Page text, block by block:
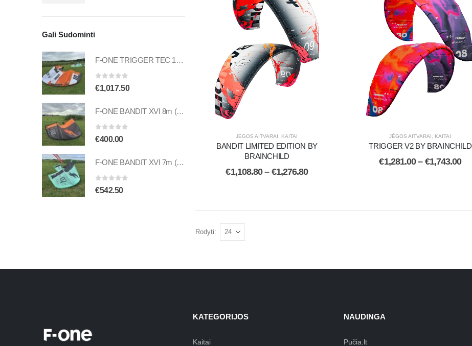
JĖGOS AITVARAI, KAITAI
BANDIT LIMITED EDITION BY
BRAINCHILD
€1,108.80 – €1,276.80
JĖGOS AITVARAI, KAITAI
TRIGGER V2 BY BRAINCHILD
€1,281.00 – €1,743.00
Rodyti:
Gali Sudominti
F-ONE TRIGGER TEC 10m (naudotas)
0 out of 5
€1,017.50
F-ONE BANDIT XVI 8m (naudotas)
0 out of 5
€400.00
F-ONE BANDIT XVI 7m (naudotas)
0out of 5
€542.50
KATEGORIJOS
Kaitai
NAUDINGA
Pučia.lt